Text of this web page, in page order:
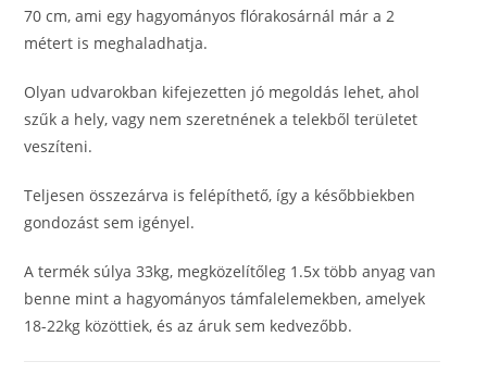
70 cm, ami egy hagyományos flórakosárnál már a 2
métert is meghaladhatja.
Olyan udvarokban kifejezetten jó megoldás lehet, ahol
szűk a hely, vagy nem szeretnének a telekből területet
veszíteni.
Teljesen összezárva is felépíthető, így a későbbiekben
gondozást sem igényel.
A termék súlya 33kg, megközelítőleg 1.5x több anyag van
benne mint a hagyományos támfalelemekben, amelyek
18-22kg közöttiek, és az áruk sem kedvezőbb.